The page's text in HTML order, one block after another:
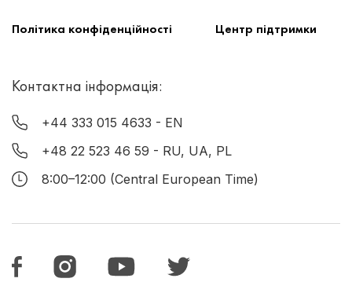
Політика конфіденційності Центр підтримки
Контактна інформація:
+44 333 015 4633 - EN
+48 22 523 46 59 - RU, UA, PL
8:00–12:00 (Central European Time)